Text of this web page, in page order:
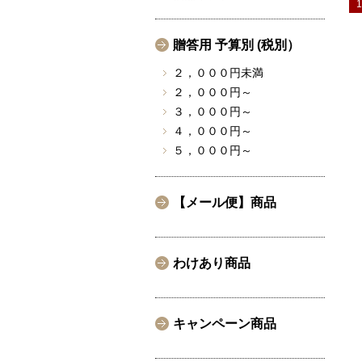
贈答用 予算別 (税別）
２，０００円未満
２，０００円～
３，０００円～
４，０００円～
５，０００円～
【メール便】商品
わけあり商品
キャンペーン商品
1